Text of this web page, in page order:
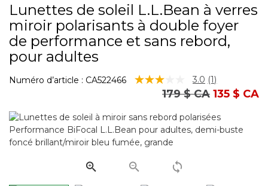
Lunettes de soleil L.L.Bean à verres
miroir polarisants à double foyer
de performance et sans rebord,
pour adultes
Numéro d’article : CA522466 4,8 sur 5 Évaluation des clients
3.0 Lire
1
Lien
vers
la
(1)
Prix réduit de
179 $ CAà135 $ CA